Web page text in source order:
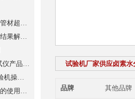
试验机厂家供应卤素水
品牌 其他品牌
解决数据漂移：提高塑料管材超高压试验机压力传感器稳定性的三大措施
管材耐压爆破试验机测试结果解读及常见指标与评价方法
ＢＫ-5000碳黑分散度测试仪产品简介
XJL-300管材落锤冲击试验机操作方法
如何延长冷热冲击试验机的使用寿命-1